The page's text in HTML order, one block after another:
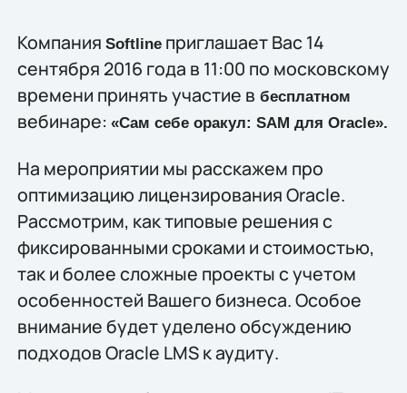
Компания Softlineприглашает Вас 14
сентября 2016 года в 11:00 по московскому
времени принять участие в бесплатном
вебинаре: «Сам себе оракул: SAM для Oracle».
На мероприятии мы расскажем про
оптимизацию лицензирования Oracle.
Рассмотрим, как типовые решения с
фиксированными сроками и стоимостью,
так и более сложные проекты с учетом
особенностей Вашего бизнеса. Особое
внимание будет уделено обсуждению
подходов Oracle LMS к аудиту.